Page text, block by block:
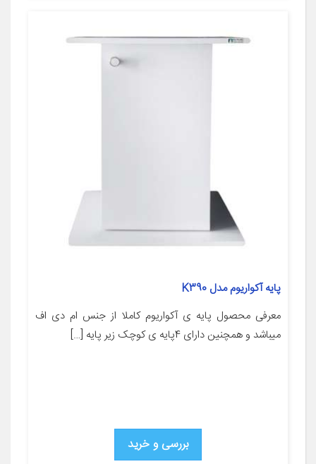
پایه آکواریوم مدل K390
معرفی محصول پایه ی آکواریوم کاملا از جنس ام دی اف
میباشد و همچنین دارای 4پایه ی کوچک زیر پایه […]
بررسی و خرید